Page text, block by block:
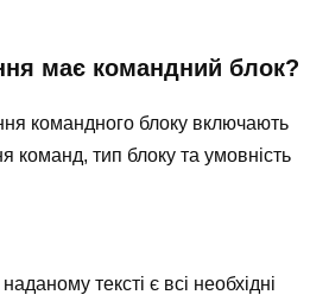
має командний блок?
командного блоку включають
команд, тип блоку та умовність
тексті є всі необхідні